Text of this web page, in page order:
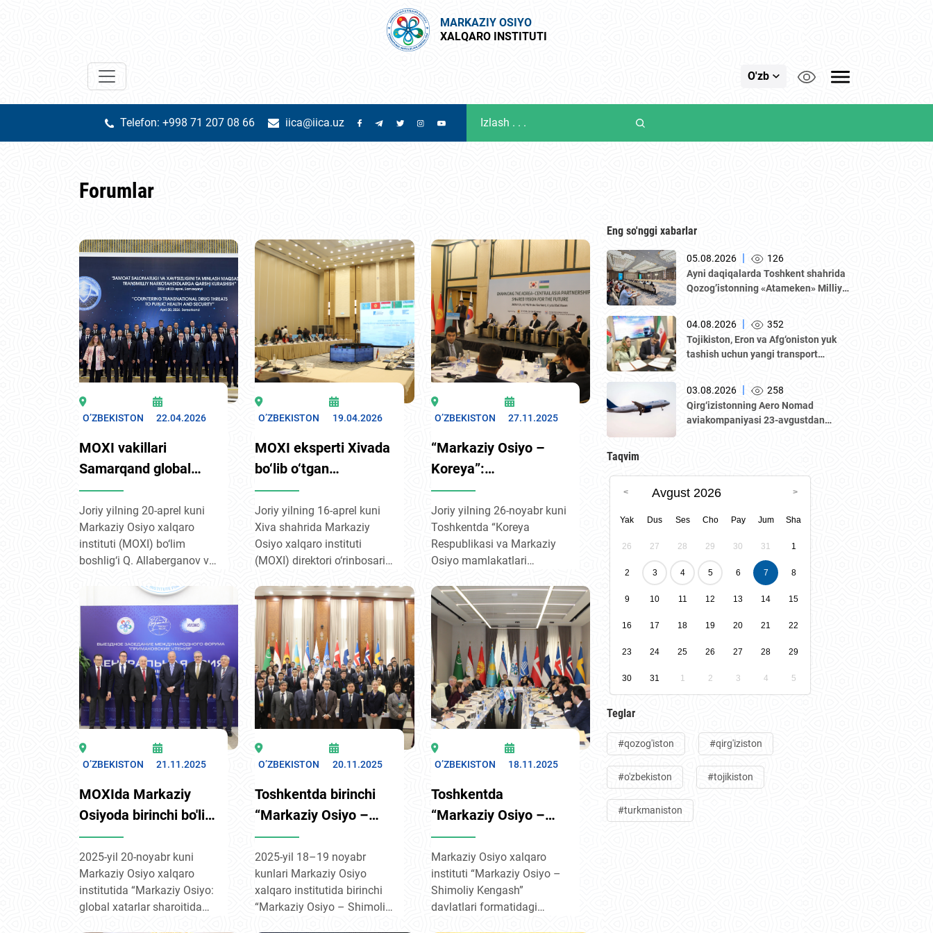
MARKAZIY OSIYO
XALQARO INSTITUTI
O'zb
Telefon: +998 71 207 08 66 iica@iica.uz
Forumlar
O’ZBEKISTON 22.04.2026
MOXI vakillari
Samarqand global
forumida ishtirok etdi
Joriy yilning 20-aprel kuni
Markaziy Osiyo xalqaro
instituti (MOXI) bo‘lim
boshlig‘i Q. Allaberganov va
Salomov Samarqand
shahrida bo‘lib o‘tgan
“Jamiyat salomatligi va
xavfsizligini ta’minlash
maqsadida transmilliy
narkotahdidlarga qarshi
kurashish” mavzusidagi
xalqaro forumda ishtirok
etdi.
O’ZBEKISTON 19.04.2026
MOXI eksperti Xivada
bo‘lib o‘tgan
"Markaziy
Osiyo+Germaniya"
forumida ishtirok etdi
Joriy yilning 16-aprel kuni
Xiva shahrida Markaziy
Osiyo xalqaro instituti
(MOXI) direktori o‘rinbosari
Osiyo mamlakatlari va
Germaniya tahlil
markazlarining "O‘zgarib
borayotgan dunyoda
strategik sheriklik"
mavzusidagi birinchi
forumida ishtirok etdi.
O’ZBEKISTON 27.11.2025
“Markaziy Osiyo –
Koreya”:
mutaxassislar
hamkorlikning yangi
istiqbollarini
belgiladilar
Joriy yilning 26-noyabr kuni
Toshkentda “Koreya
Respublikasi va Markaziy
Osiyo mamlakatlari
chuqurlashtirish: kelajakka
umumiy qarashlar”
mavzusida ekspertlar
forumi bo‘lib o‘tdi.
O’ZBEKISTON 21.11.2025
MOXIda Markaziy
Osiyoda birinchi bo'lib
"Primakov o'qishlari"
sayyor forumi bo'lib
o'tdi
2025-yil 20-noyabr kuni
Markaziy Osiyo xalqaro
institutida “Markaziy Osiyo:
global xatarlar sharoitida
O’ZBEKISTON 20.11.2025
Toshkentda birinchi
“Markaziy Osiyo –
Shimoliy Kengash”
davlatlari tahliliy
markazlari Forumi
o‘tkazildi
2025-yil 18–19 noyabr
kunlari Markaziy Osiyo
xalqaro institutida birinchi
“Markaziy Osiyo – Shimoliy
O’ZBEKISTON 18.11.2025
Toshkentda
“Markaziy Osiyo –
Shimoliy Kengash”
davlatlari birinchi
tahliliy markazlari
Forumi bo‘lib
Markaziy Osiyo xalqaro
instituti “Markaziy Osiyo –
Shimoliy Kengash”
davlatlari formatidagi
Eng so'nggi xabarlar
05.08.2026 |
126
Аyni daqiqalarda Toshkent shahrida
Qozogʼistonning «Аtameken» Milliy
delegatsiya ishtirokida Oʼzbekiston–
Qozogʼiston biznes-forumi va B2B
muzokaralari boʼlib oʼtmoqda.
04.08.2026 |
352
Tojikiston, Eron va Afg‘oniston yuk
tashish uchun yangi transport
03.08.2026 |
258
Qirg‘izistonning Aero Nomad
aviakompaniyasi 23-avgustdan
Taqvim
Avgust 2026
Yak Dus Ses Cho Pay Jum Sha
26 27 28 29 30 31 1
2 3 4 5 6 7 8
9 10 11 12 13 14 15
16 17 18 19 20 21 22
23 24 25 26 27 28 29
30 31 1 2 3 4 5
Teglar
#qozog'iston #qirg'iziston
#o'zbekiston #tojikiston
#turkmaniston